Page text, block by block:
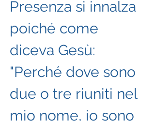
Presenza si innalza
poiché come
diceva Gesù:
"Perché dove sono
due o tre riuniti nel
mio nome, io sono